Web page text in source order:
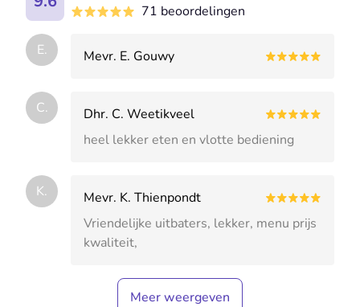
71 beoordelingen
E. Mevr. E. Gouwy
C.
Dhr. C. Weetikveel
heel lekker eten en vlotte bediening
K.
Mevr. K. Thienpondt
Vriendelijke uitbaters, lekker, menu prijs
kwaliteit,
Meer weergeven